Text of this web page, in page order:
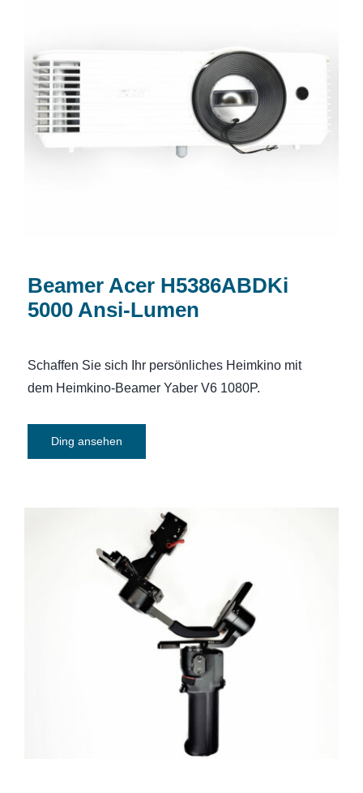
Beamer Acer H5386ABDKi 5000 Ansi-
Lumen
Beamer Acer H5386ABDKi
5000 Ansi-Lumen
Schaffen Sie sich Ihr persönliches Heimkino mit
dem Heimkino-Beamer Yaber V6 1080P.
Ding ansehen
Gimbal DJI RS3 Mini Kamerastabilisator